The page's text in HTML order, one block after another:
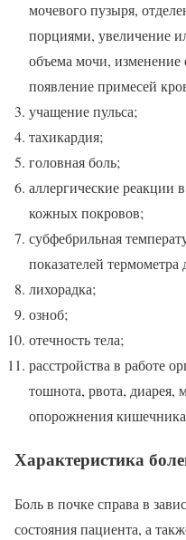
мочевого пузыря,
порциями, увеличение
объема мочи, изменение
появление примесей
учащение пульса;
тахикардия;
головная боль;
аллергические реакции
кожных покровов;
субфебрильная
показателей
лихорадка;
озноб;
отечность тела;
расстройства в работе
тошнота, рвота, диарея,
опорожнения
Характеристика
Боль в почке справа в
состояния пациента, а